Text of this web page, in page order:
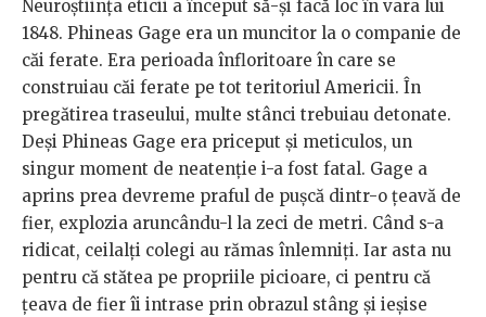
Neuroștiința eticii a început să-și facă loc în vara lui
1848. Phineas Gage era un muncitor la o companie de
căi ferate. Era perioada înfloritoare în care se
construiau căi ferate pe tot teritoriul Americii. În
pregătirea traseului, multe stânci trebuiau detonate.
Deși Phineas Gage era priceput și meticulos, un
singur moment de neatenție i-a fost fatal. Gage a
aprins prea devreme praful de pușcă dintr-o țeavă de
fier, explozia aruncându-l la zeci de metri. Când s-a
ridicat, ceilalți colegi au rămas înlemniți. Iar asta nu
pentru că stătea pe propriile picioare, ci pentru că
țeava de fier îi intrase prin obrazul stâng și ieșise